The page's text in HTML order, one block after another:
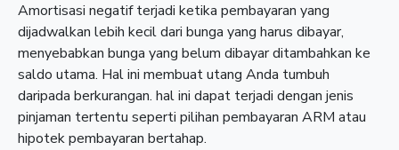
Amortisasi negatif terjadi ketika pembayaran yang
dijadwalkan lebih kecil dari bunga yang harus dibayar,
menyebabkan bunga yang belum dibayar ditambahkan ke
saldo utama. Hal ini membuat utang Anda tumbuh
daripada berkurangan. hal ini dapat terjadi dengan jenis
pinjaman tertentu seperti pilihan pembayaran ARM atau
hipotek pembayaran bertahap.